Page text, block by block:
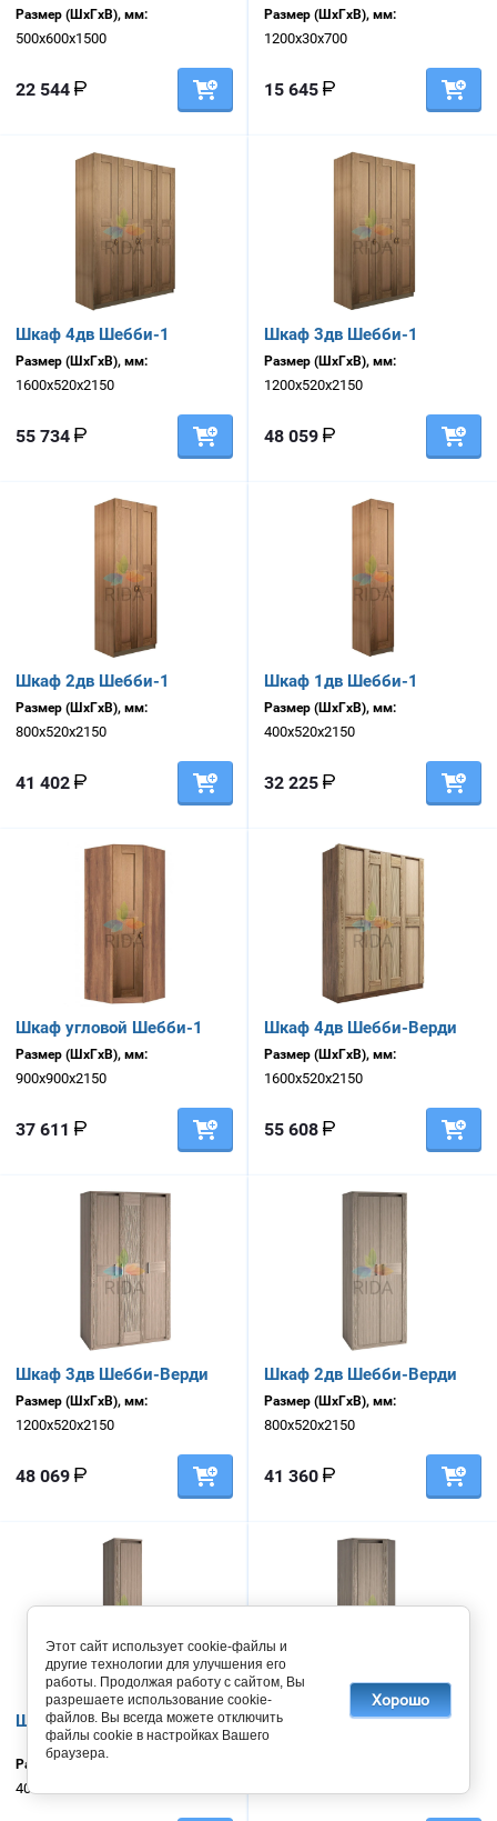
Размер (ШхГхВ), мм:
500х600х1500
22 544
Размер (ШхГхВ), мм:
1200х30х700
15 645
Шкаф 4дв Шебби-1
Размер (ШхГхВ), мм:
1600х520х2150
55 734
Шкаф 3дв Шебби-1
Размер (ШхГхВ), мм:
1200х520х2150
48 059
Шкаф 2дв Шебби-1
Размер (ШхГхВ), мм:
800х520х2150
41 402
Шкаф 1дв Шебби-1
Размер (ШхГхВ), мм:
400х520х2150
32 225
Шкаф угловой Шебби-1
Размер (ШхГхВ), мм:
900х900х2150
37 611
Шкаф 4дв Шебби-Верди
Размер (ШхГхВ), мм:
1600х520х2150
55 608
Шкаф 3дв Шебби-Верди
Размер (ШхГхВ), мм:
1200х520х2150
48 069
Шкаф 2дв Шебби-Верди
Размер (ШхГхВ), мм:
800х520х2150
41 360
Шкаф 1дв Шебби-Верди
Размер (ШхГхВ), мм:
400х520х2150
Шкаф угловой Шебби-
Верди
Этот сайт использует cookie-файлы и
другие технологии для улучшения его
работы. Продолжая работу с сайтом, Вы
разрешаете использование cookie-
файлов. Вы всегда можете отключить
файлы cookie в настройках Вашего
браузера.
Хорошо